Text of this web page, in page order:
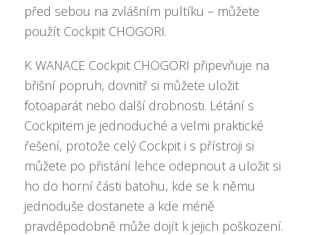
před sebou na zvlášním pultíku – můžete
použít Cockpit CHOGORI.
K WANACE Cockpit CHOGORI připevňuje na
břišní popruh, dovnitř si můžete uložit
fotoaparát nebo další drobnosti. Létání s
Cockpitem je jednoduché a velmi praktické
řešení, protože celý Cockpit i s přístroji si
můžete po přistání lehce odepnout a uložit si
ho do horní části batohu, kde se k němu
jednoduše dostanete a kde méně
pravděpodobně může dojít k jejich poškození.